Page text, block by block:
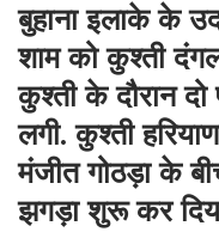
बुहाना इलाके के
शाम को कुश्ती
कुश्ती के दौरान दो
लगी. कुश्ती
मंजीत गोठड़ा के
झगड़ा शुरू कर